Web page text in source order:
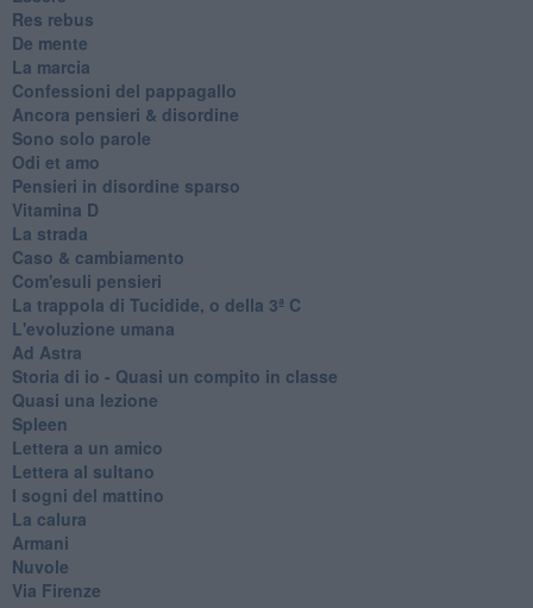
Res rebus
De mente
La marcia
Confessioni del pappagallo
Ancora pensieri & disordine
Sono solo parole
Odi et amo
Pensieri in disordine sparso
Vitamina D
La strada
Caso & cambiamento
Com'esuli pensieri
La trappola di Tucidide, o della 3ª C
L'evoluzione umana
Ad Astra
Storia di io - Quasi un compito in classe
Quasi una lezione
Spleen
Lettera a un amico
Lettera al sultano
I sogni del mattino
La calura
Armani
Nuvole
Via Firenze